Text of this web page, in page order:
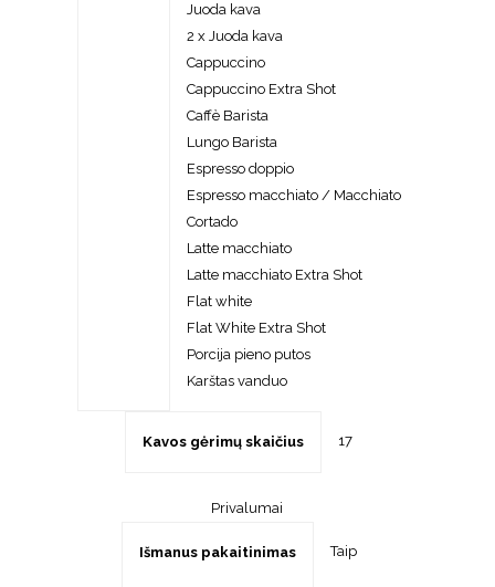
Juoda kava
2 x Juoda kava
Cappuccino
Cappuccino Extra Shot
Caffè Barista
Lungo Barista
Espresso doppio
Espresso macchiato / Macchiato
Cortado
Latte macchiato
Latte macchiato Extra Shot
Flat white
Flat White Extra Shot
Porcija pieno putos
Karštas vanduo
Kavos gėrimų skaičius 17
Privalumai
Išmanus pakaitinimas Taip